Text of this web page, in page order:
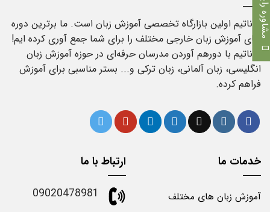
فوناتیم اولین بازارگاه تخصصی آموزش زبان است. ما برترین دوره
های آموزش زبان خارجی مختلف را برای شما جمع آوری کرده ایم!
فوناتیم با دورهم آوردن مدرسان حرفه‌ای در حوزه آموزش زبان
انگلیسی، زبان آلمانی، زبان ترکی و... بستر مناسبی برای آموزش
فراهم کرده.
خدمات ما
آموزش زبان های مختلف
ارتباط با ما
09020478981